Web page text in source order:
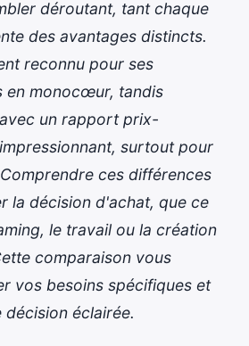
déroutant, tant chaque
des avantages distincts.
reconnu pour ses
en monocœur, tandis
avec un rapport prix-
surtout pour
ces différences
la décision d'achat, que ce
le travail ou la création
comparaison vous
vos besoins spécifiques et
décision éclairée.